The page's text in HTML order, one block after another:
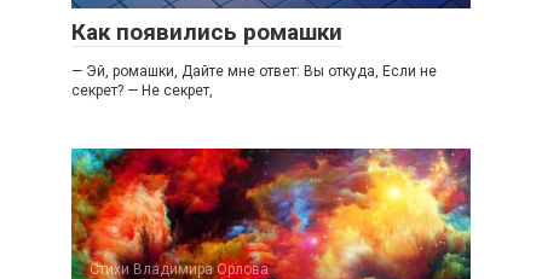
Как появились ромашки
— Эй, ромашки, Дайте мне ответ: Вы откуда, Если не
секрет? — Не секрет,
Стихи Владимира Орлова